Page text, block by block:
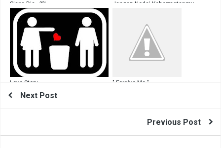
Siapa Dia...??! Jangan Nodai Kehormatanmu
Love Story " Forgive Me "
Next Post
Previous Post